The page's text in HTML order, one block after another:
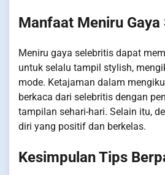
Manfaat Meniru
Meniru gaya selebritis dapat
untuk selalu tampil stylish,
mode. Ketajaman dalam
berkaca dari selebritis dengan
tampilan sehari-hari. Selain itu,
diri yang positif dan berkelas.
Kesimpulan Tips